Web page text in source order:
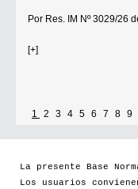
Por Res. IM Nº 3029/26
[+]
1 2 3 4 5 6 7 8 9
La presente Base
Los usuarios